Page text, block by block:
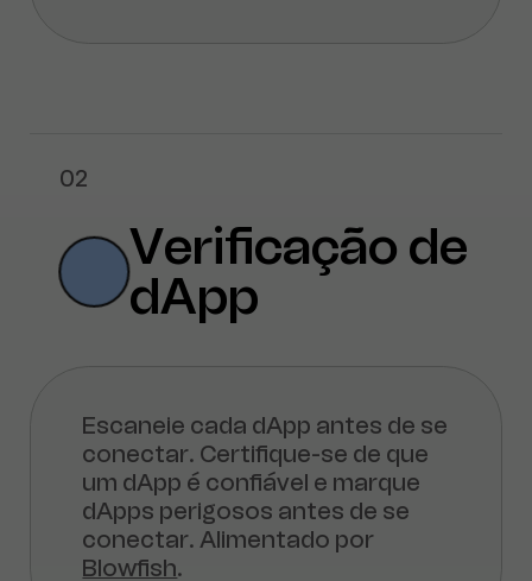
02
Verificação de
dApp
Escaneie cada dApp antes de se
conectar. Certifique-se de que
um dApp é confiável e marque
dApps perigosos antes de se
conectar. Alimentado por
Blowfish.